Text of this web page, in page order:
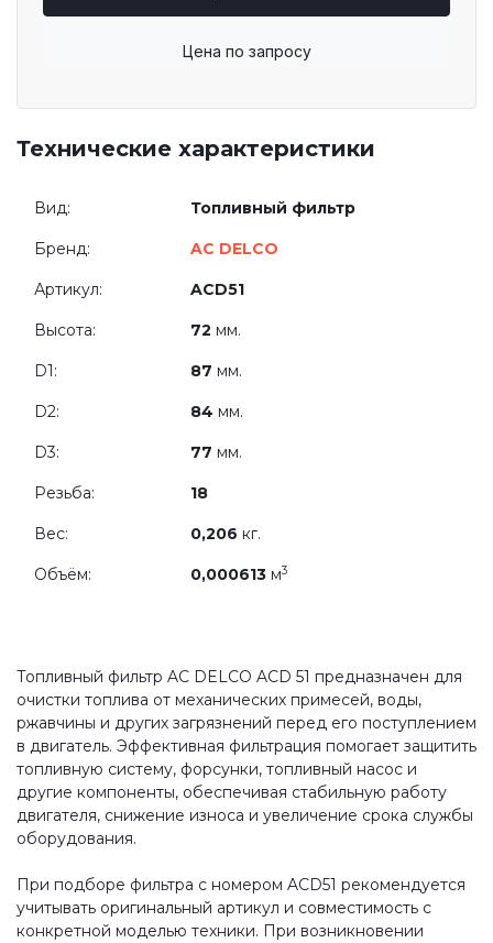
Цена по запросу
Технические характеристики
Вид: Топливный фильтр
Бренд: AC DELCO
Артикул: ACD51
Высота: 72 мм.
D1: 87 мм.
D2: 84 мм.
D3: 77 мм.
Резьба: 18
Вес: 0,206 кг.
Объём: 0,000613 м3
Топливный фильтр AC DELCO ACD 51 предназначен для
очистки топлива от механических примесей, воды,
ржавчины и других загрязнений перед его поступлением
в двигатель. Эффективная фильтрация помогает защитить
топливную систему, форсунки, топливный насос и
другие компоненты, обеспечивая стабильную работу
двигателя, снижение износа и увеличение срока службы
оборудования.
При подборе фильтра с номером ACD51 рекомендуется
учитывать оригинальный артикул и совместимость с
конкретной моделью техники. При возникновении